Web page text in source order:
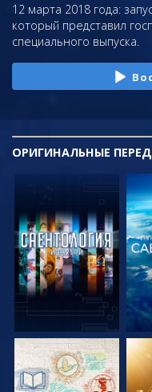
12 марта 2018 года:
который представил
специального выпуска.
ОРИГИНАЛЬНЫЕ